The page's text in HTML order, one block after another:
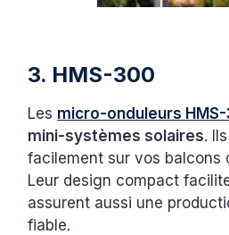
3. HMS-300
Les micro-onduleurs
mini-systèmes solaires.
facilement sur vos balcons
Leur design compact
assurent aussi une
fiable.